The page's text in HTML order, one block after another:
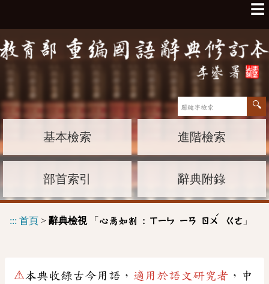
☰
基本檢索 進階檢索
部首索引 辭典附錄
::: 首頁 > 辭典檢視「 心焉如割 : ㄒㄧㄣ ㄧㄢ ㄖㄨ
ˊ
ㄍㄜ」
⚠本典收錄古今用語， 適用於語文研究者 ，中